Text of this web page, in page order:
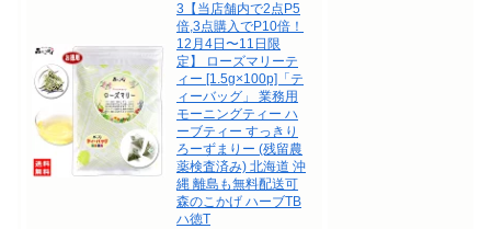
3【当店舗内で2点P5
倍,3点購入でP10倍！
12月4日〜11日限
定】 ローズマリーテ
ィー [1.5g×100p]「テ
ィーバッグ」 業務用
モーニングティー ハ
ーブティー すっきり
ろーずまりー (残留農
薬検査済み) 北海道 沖
縄 離島も無料配送可
森のこかげ ハーブTB
ハ徳T